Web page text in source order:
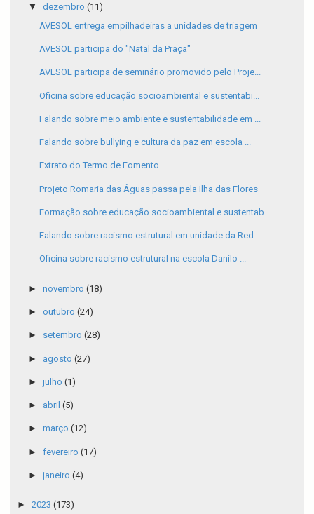
▼ dezembro (11)
AVESOL entrega empilhadeiras a unidades de triagem
AVESOL participa do "Natal da Praça"
AVESOL participa de seminário promovido pelo Proje...
Oficina sobre educação socioambiental e sustentabi...
Falando sobre meio ambiente e sustentabilidade em ...
Falando sobre bullying e cultura da paz em escola ...
Extrato do Termo de Fomento
Projeto Romaria das Águas passa pela Ilha das Flores
Formação sobre educação socioambiental e sustentab...
Falando sobre racismo estrutural em unidade da Red...
Oficina sobre racismo estrutural na escola Danilo ...
► novembro (18)
► outubro (24)
► setembro (28)
► agosto (27)
► julho (1)
► abril (5)
► março (12)
► fevereiro (17)
► janeiro (4)
► 2023 (173)